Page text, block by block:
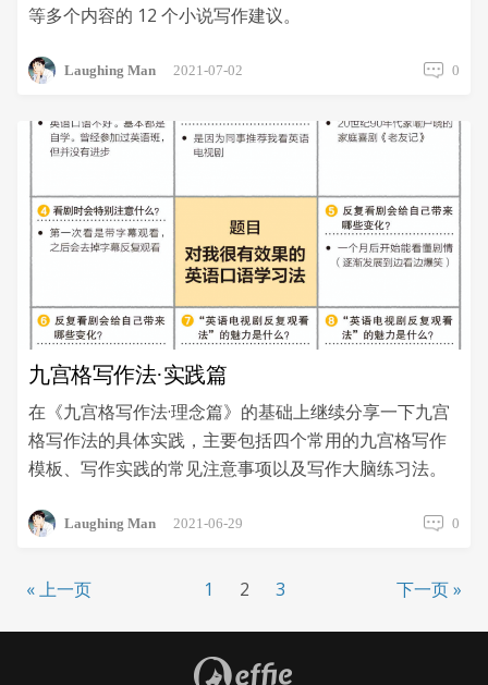
等多个内容的 12 个小说写作建议。
Laughing Man 2021-07-02 0
九宫格写作法·实践篇
在《九宫格写作法·理念篇》的基础上继续分享一下九宫
格写作法的具体实践，主要包括四个常用的九宫格写作
模板、写作实践的常见注意事项以及写作大脑练习法。
Laughing Man 2021-06-29 0
« 上一页 1 2 3 下一页 »